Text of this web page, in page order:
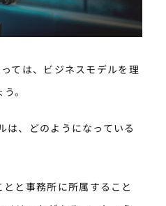
ては、ビジネスモデルを理
。
、どのようになっている
と事務所に所属すること